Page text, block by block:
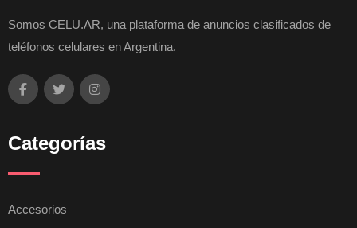
Somos CELU.AR, una plataforma de anuncios clasificados de
teléfonos celulares en Argentina.
Categorías
Accesorios